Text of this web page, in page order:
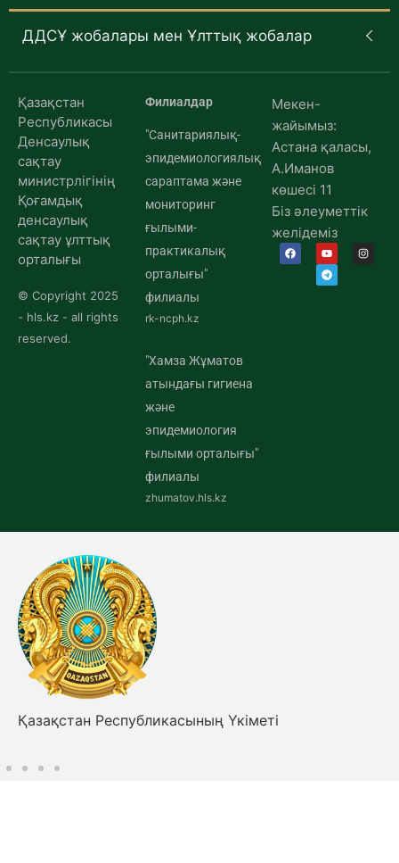
ДДСҰ жобалары мен Ұлттық жобалар
Қазақстан
Республикасы
Денсаулық
сақтау
министрлігінің
Қоғамдық
денсаулық
сақтау ұлттық
орталығы
© Copyright 2025
- hls.kz - all rights
reserved.
Филиалдар
"Санитариялық-
эпидемиологиялық
сараптама және
мониторинг
ғылыми-
практикалық
орталығы"
филиалы
rk-ncph.kz
"Хамза Жұматов
атындағы гигиена
және
эпидемиология
ғылыми орталығы"
филиалы
zhumatov.hls.kz
Мекен-
жайымыз:
Астана қаласы,
А.Иманов
көшесі 11
Біз әлеуметтік
желідеміз
Қазақстан Республикасының Үкіметі